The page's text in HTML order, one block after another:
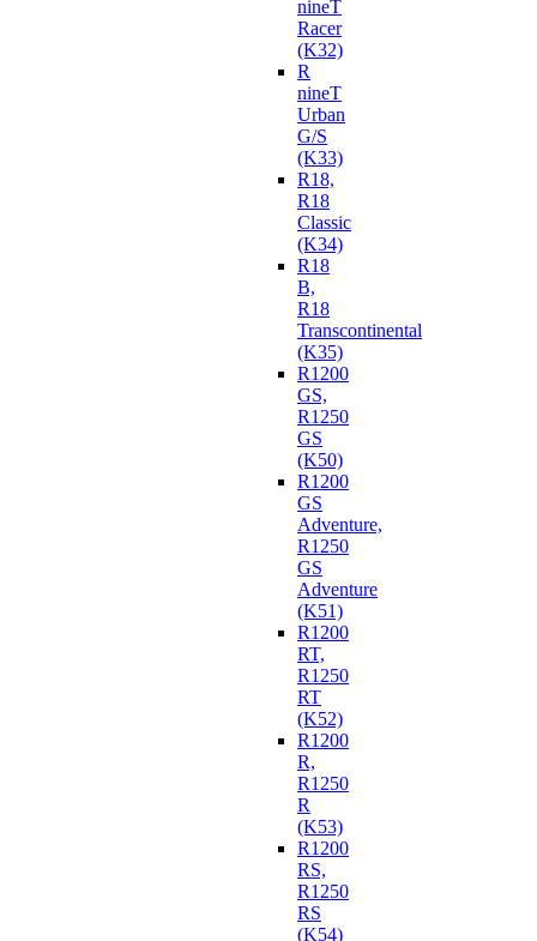
nineT
Racer
(K32)
R
nineT
Urban
G/S
(K33)
R18,
R18
Classic
(K34)
R18
B,
R18
Transcontinental
(K35)
R1200
GS,
R1250
GS
(K50)
R1200
GS
Adventure,
R1250
GS
Adventure
(K51)
R1200
RT,
R1250
RT
(K52)
R1200
R,
R1250
R
(K53)
R1200
RS,
R1250
RS
(K54)